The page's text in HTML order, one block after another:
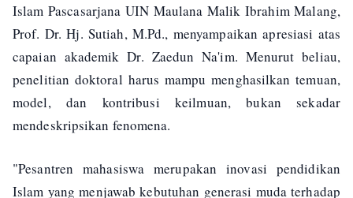
Islam Pascasarjana UIN Maulana Malik Ibrahim Malang,
Prof. Dr. Hj. Sutiah, M.Pd., menyampaikan apresiasi atas
capaian akademik Dr. Zaedun Na'im. Menurut beliau,
penelitian doktoral harus mampu menghasilkan temuan,
model, dan kontribusi keilmuan, bukan sekadar
mendeskripsikan fenomena.
"Pesantren mahasiswa merupakan inovasi pendidikan
Islam yang menjawab kebutuhan generasi muda terhadap